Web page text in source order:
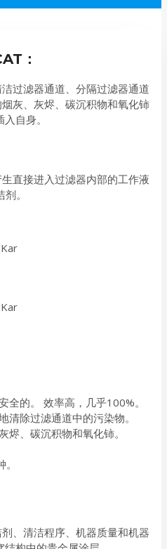
：
过滤器通道、分隔过滤器通道
灰、灰烬、碳沉积物和氧化铈
自身。
直接进入过滤器内部的工作液
。
全的。 效率高，几乎100%。
清除过滤通道中的污染物。
烬、碳沉积物和氧化铈。
、清洁程序、机器质量和机器